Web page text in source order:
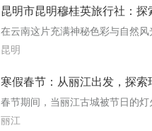
几个不可错过的旅游胜地，揭秘那
工距离昆明市区约80公里的石林
这里以其壮观的喀斯特地貌闻名于
昆明市昆明穆桂英旅行社：探
的传奇旅程
在云南这片充满神秘色彩与自然风
昆明市昆明穆桂英旅行社如同一
者深入探索这座“春城”的每一个角
宗旨，不仅为游客提供了丰富的旅
更在每一次旅行中融入了地方文化
昆明
寒假春节：从丽江出发，探索
风情
春节期间，当丽江古城被节日的灯
装点得格外温馨时，不少旅者开始
丽江